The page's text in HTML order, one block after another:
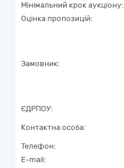
Мінімальний крок аукціону:
Оцінка пропозицій:
Замовник:
ЄДРПОУ:
Контактна особа:
Телефон:
E-mail: